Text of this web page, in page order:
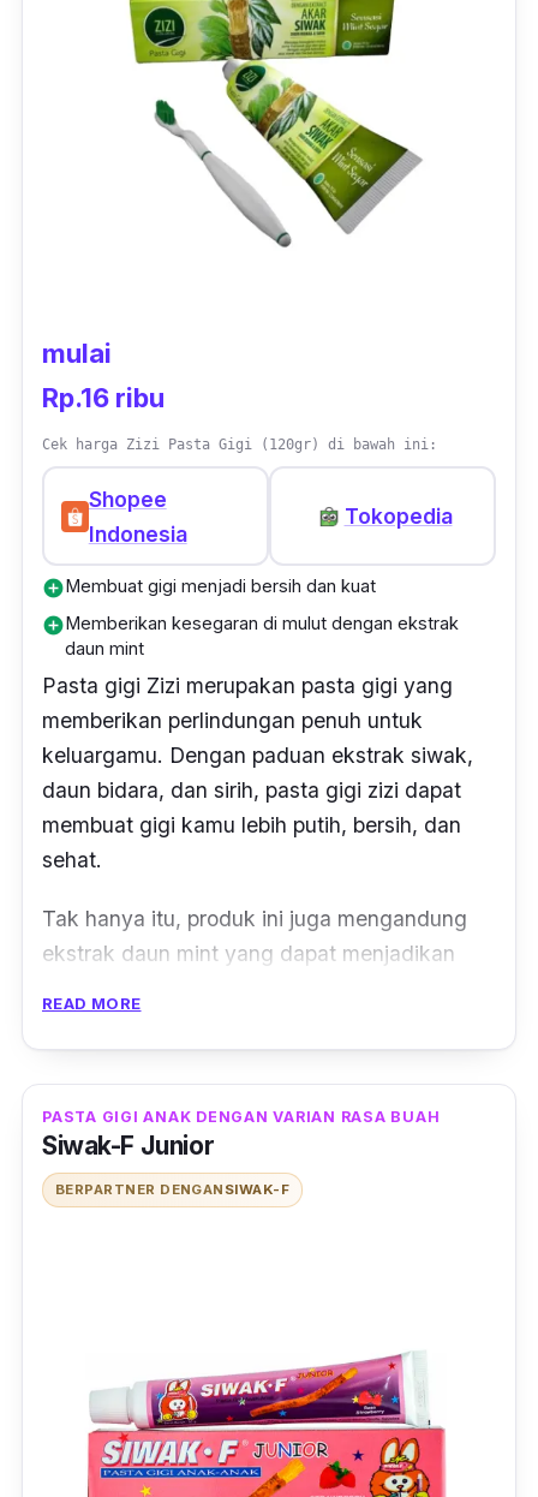
mulai
Rp.16 ribu
Cek harga Zizi Pasta Gigi (120gr) di bawah ini:
Shopee
Indonesia
Tokopedia
add_circleMembuat gigi menjadi bersih dan kuat
add_circleMemberikan kesegaran di mulut dengan ekstrak
daun mint
Pasta gigi Zizi merupakan pasta gigi yang
memberikan perlindungan penuh untuk
keluargamu. Dengan paduan ekstrak siwak,
daun bidara, dan sirih, pasta gigi zizi dapat
membuat gigi kamu lebih putih, bersih, dan
sehat.
Tak hanya itu, produk ini juga mengandung
ekstrak daun mint yang dapat menjadikan
READ MORE
PASTA GIGI ANAK DENGAN VARIAN RASA BUAH
Siwak-F Junior
BERPARTNER DENGAN SIWAK-F